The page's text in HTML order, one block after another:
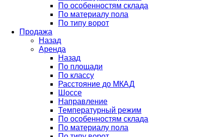
По особенностям склада
По материалу пола
По типу ворот
Продажа
Назад
Аренда
Назад
По площади
По классу
Расстояние до МКАД
Шоссе
Направление
Температурный режим
По особенностям склада
По материалу пола